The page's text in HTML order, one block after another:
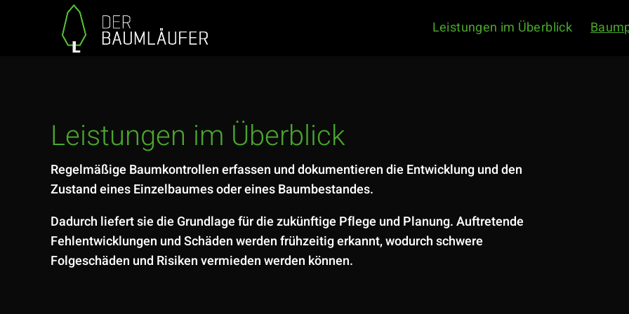
Leistungen im Überblick
Leistungen im Überblick
Regelmäßige Baumkontrollen erfassen und dokumentieren die Entwicklung und den
Zustand eines Einzelbaumes oder eines Baumbestandes.
Dadurch liefert sie die Grundlage für die zukünftige Pflege und Planung. Auftretende
Fehlentwicklungen und Schäden werden frühzeitig erkannt, wodurch schwere
Folgeschäden und Risiken vermieden werden können.